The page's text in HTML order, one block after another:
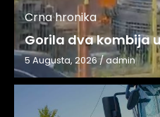
Crna hronika
Gorila dva kombija
5 Augusta, 2026/admin